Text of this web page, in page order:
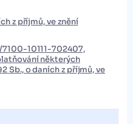
z příjmů, ve znění
7100-10111-702407,
některých
Sb., o daních z příjmů, ve